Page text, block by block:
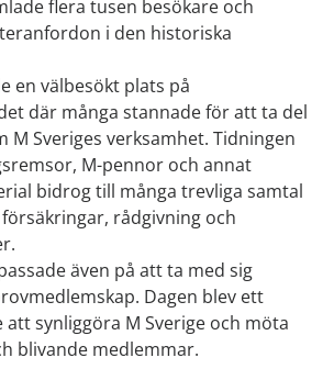
flera tusen besökare och
i den historiska
en välbesökt plats på
där många stannade för att ta del
M Sveriges verksamhet. Tidningen
M-pennor och annat
bidrog till många trevliga samtal
rådgivning och
även på att ta med sig
Dagen blev ett
synliggöra M Sverige och möta
blivande medlemmar.